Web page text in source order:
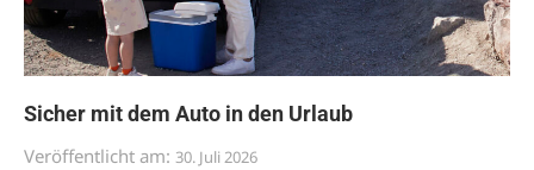
Sicher mit dem Auto in den Urlaub
Veröffentlicht am: 30. Juli 2026